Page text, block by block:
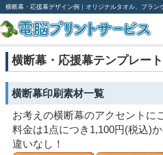
横断幕・応援幕テンプレー
横断幕印刷素材一覧
お考えの横断幕のアクセントに
料金は1点につき1,100円(税込)
違いなし！